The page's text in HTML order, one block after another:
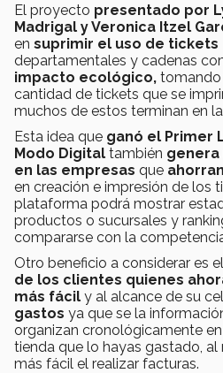
El proyecto presentado por
Madrigal y Veronica Itzel
en suprimir el uso de tickets
departamentales y cadenas
impacto ecológico, tomando
cantidad de tickets que se
muchos de estos terminan en
Esta idea que ganó el Primer
Modo Digital también genera
en las empresas que
en creación e impresión de los
plataforma podrá mostrar
productos o sucursales y
compararse con la
Otro beneficio a considerar es
de los clientes quienes
más fácil y al alcance de su
gastos ya que se la
organizan cronológicamente
tienda que lo hayas gastado,
más fácil el realizar facturas.